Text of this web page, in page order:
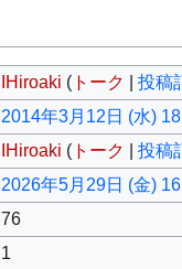
IHiroaki ( トーク |投稿
2014年3月12日 (水)
IHiroaki ( トーク |投稿
2026年5月29日 (金)
76
1